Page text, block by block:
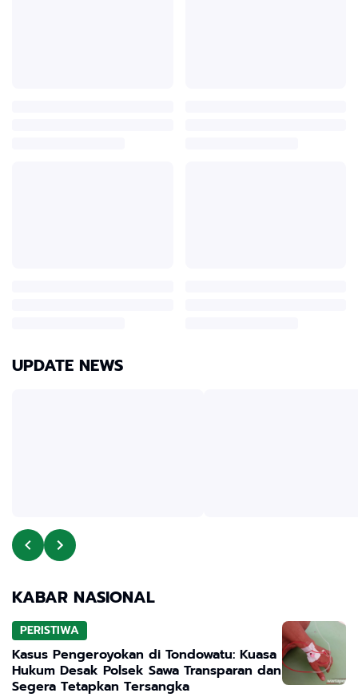
UPDATE NEWS
KABAR NASIONAL
PERISTIWA
Kasus Pengeroyokan di Tondowatu: Kuasa
Hukum Desak Polsek Sawa Transparan dan
Segera Tetapkan Tersangka